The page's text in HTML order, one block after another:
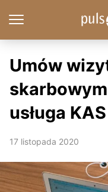
Umów
usługa KAS
17 listopada 2020